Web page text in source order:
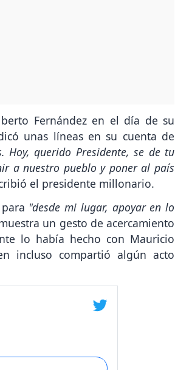
Fernández en el día de su
unas líneas en su cuenta de
Hoy, querido Presidente, se de tu
a nuestro pueblo y poner al país
el presidente millonario.
"desde mi lugar, apoyar en lo
un gesto de acercamiento
lo había hecho con Mauricio
incluso compartió algún acto